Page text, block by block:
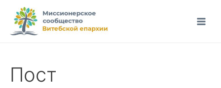
Перейти
содержимому
Main
Пост